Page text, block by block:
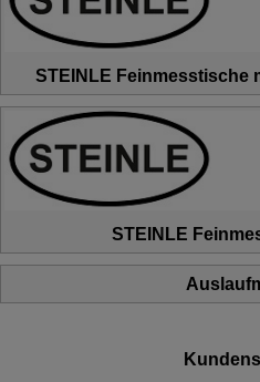
STEINLE Feinmesstische
STEINLE